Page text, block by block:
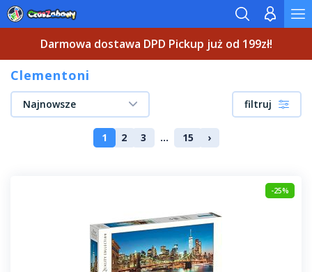
Darmowa dostawa DPD Pickup już od 199zł!
Clementoni
Najnowsze filtruj
1 2 3 ... 15 ›
-25%